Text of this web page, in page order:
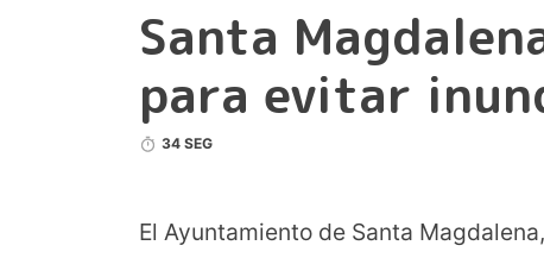
Santa
para evitar
34 SEG
El Ayuntamiento de Santa